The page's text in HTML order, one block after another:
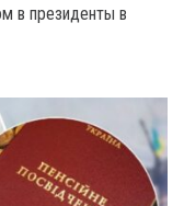
в президенты в